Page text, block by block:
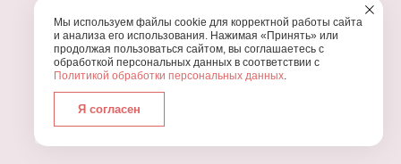
УЗНАЙТЕ, ПОЧЕМУ ПРОВЕДЕНИЕВАШЕГО
ПРАЗДНИКА СТОИТ ДОВЕРИТЬ НАМ
Работаем с 2016 года
Мы используем файлы cookie для корректной работы сайта
и анализа его использования. Нажимая «Принять» или
продолжая пользоваться сайтом, вы соглашаетесь с
обработкой персональных данных в соответствии с
Политикой обработки персональных данных.
Я согласен